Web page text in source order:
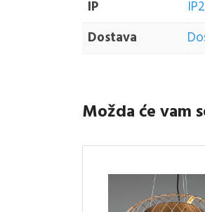
IP
Dostava
Možda će vam